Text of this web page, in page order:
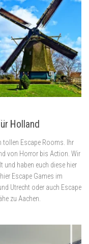
Holland
tollen Escape Rooms. Ihr
von Horror bis Action. Wir
und haben euch diese hier
Escape Games im
Utrecht oder auch Escape
zu Aachen.